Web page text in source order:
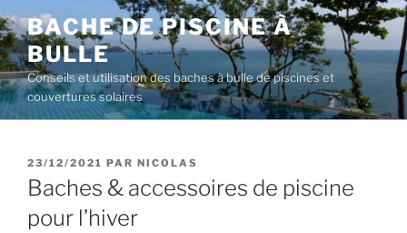
Aller
au
contenu
principal
BACHE DE PISCINE À
BULLE
Conseils et utilisation des baches à bulle de piscines et
couvertures solaires
PUBLIÉ
LE
23/12/2021 PAR NICOLAS
Baches & accessoires de piscine
pour l’hiver